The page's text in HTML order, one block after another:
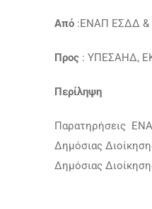
Από :ΕΝΑΠ ΕΣΔΔ &
Προς : ΥΠΕΣΑΗΔ,
Περίληψη
Παρατηρήσεις
Δημόσιας
Δημόσιας